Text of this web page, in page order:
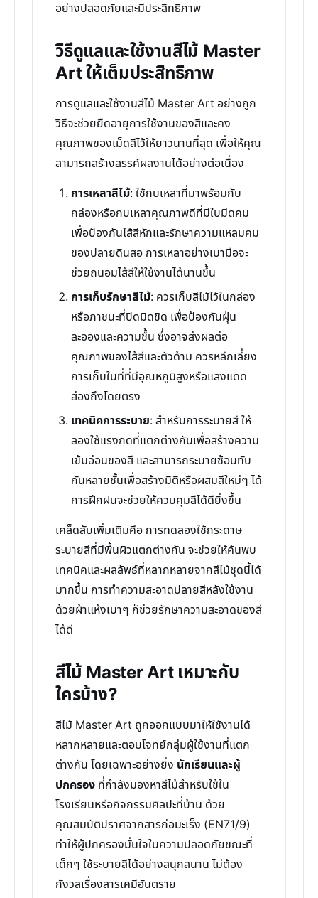
อย่างปลอดภัยและมีประสิทธิภาพ
วิธีดูแลและใช้งานสีไม้ Master
Art ให้เต็มประสิทธิภาพ
การดูแลและใช้งานสีไม้ Master Art อย่างถูก
วิธีจะช่วยยืดอายุการใช้งานของสีและคง
คุณภาพของเม็ดสีไว้ให้ยาวนานที่สุด เพื่อให้คุณ
สามารถสร้างสรรค์ผลงานได้อย่างต่อเนื่อง
การเหลาสีไม้: ใช้กบเหลาที่มาพร้อมกับ
กล่องหรือกบเหลาคุณภาพดีที่มีใบมีดคม
เพื่อป้องกันไส้สีหักและรักษาความแหลมคม
ของปลายดินสอ การเหลาอย่างเบามือจะ
ช่วยถนอมไส้สีให้ใช้งานได้นานขึ้น
การเก็บรักษาสีไม้: ควรเก็บสีไม้ไว้ในกล่อง
หรือภาชนะที่ปิดมิดชิด เพื่อป้องกันฝุ่น
ละอองและความชื้น ซึ่งอาจส่งผลต่อ
คุณภาพของไส้สีและตัวด้าม ควรหลีกเลี่ยง
การเก็บในที่ที่มีอุณหภูมิสูงหรือแสงแดด
ส่องถึงโดยตรง
เทคนิคการระบาย: สำหรับการระบายสี ให้
ลองใช้แรงกดที่แตกต่างกันเพื่อสร้างความ
เข้มอ่อนของสี และสามารถระบายซ้อนทับ
กันหลายชั้นเพื่อสร้างมิติหรือผสมสีใหม่ๆ ได้
การฝึกฝนจะช่วยให้ควบคุมสีได้ดียิ่งขึ้น
เคล็ดลับเพิ่มเติมคือ การทดลองใช้กระดาษ
ระบายสีที่มีพื้นผิวแตกต่างกัน จะช่วยให้ค้นพบ
เทคนิคและผลลัพธ์ที่หลากหลายจากสีไม้ชุดนี้ได้
มากขึ้น การทำความสะอาดปลายสีหลังใช้งาน
ด้วยผ้าแห้งเบาๆ ก็ช่วยรักษาความสะอาดของสี
ได้ดี
สีไม้ Master Art เหมาะกับ
ใครบ้าง?
สีไม้ Master Art ถูกออกแบบมาให้ใช้งานได้
หลากหลายและตอบโจทย์กลุ่มผู้ใช้งานที่แตก
ต่างกัน โดยเฉพาะอย่างยิ่ง นักเรียนและผู้
ปกครอง ที่กำลังมองหาสีไม้สำหรับใช้ใน
โรงเรียนหรือกิจกรรมศิลปะที่บ้าน ด้วย
คุณสมบัติปราศจากสารก่อมะเร็ง (EN71/9)
ทำให้ผู้ปกครองมั่นใจในความปลอดภัยขณะที่
เด็กๆ ใช้ระบายสีได้อย่างสนุกสนาน ไม่ต้อง
กังวลเรื่องสารเคมีอันตราย